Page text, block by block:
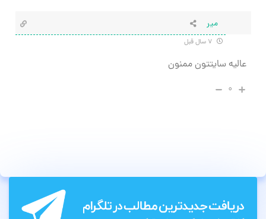
میر
عالیه سایتتون ممنون
۰